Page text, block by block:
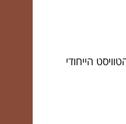
הייחודי